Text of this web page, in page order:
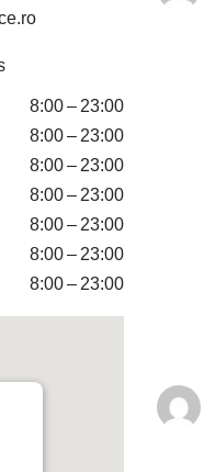
8:00 – 23:00
8:00 – 23:00
8:00 – 23:00
8:00 – 23:00
8:00 – 23:00
8:00 – 23:00
8:00 – 23:00